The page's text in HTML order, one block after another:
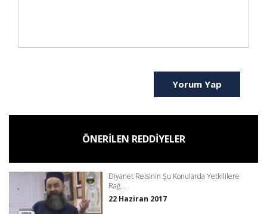
Yorum Yap
ÖNERİLEN REDDİYELER
Diyanet Reisinin Şu Konularda Yetkililere
Rağ...
22 Haziran 2017